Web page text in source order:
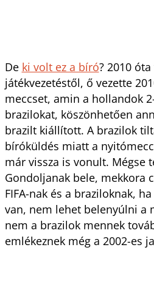
De ki volt ez a bíró? 2010
játékvezetéstől, ő vezette
meccset, amin a hollandok
brazilokat, köszönhetően
brazilt kiállított. A brazilok
bíróküldés miatt a
már vissza is vonult. Mégse
Gondoljanak bele, mekkora
FIFA-nak és a braziloknak,
van, nem lehet belenyúlni a
nem a brazilok mennek
emlékeznek még a 2002-es